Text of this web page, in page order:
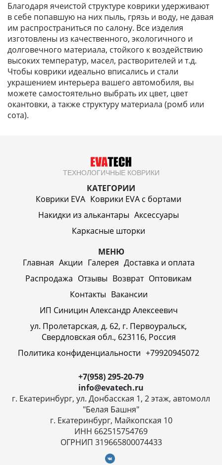
Благодаря ячеистой структуре коврики удерживают
в себе попавшую на них пыль, грязь и воду, не давая
им распространиться по салону. Все изделия
изготовлены из качественного, экологичного и
долговечного материала, стойкого к воздействию
высоких температур, масел, растворителей и т.д.
Чтобы коврики идеально вписались и стали
украшением интерьера вашего автомобиля, вы
можете самостоятельно выбрать их цвет, цвет
окантовки, а также структуру материала (ромб или
сота).
ТЕХНОЛОГИЧНЫЕ КОВРИКИ
КАТЕГОРИИ
Коврики EVA Коврики EVA c бортами
Накидки из алькантары Аксессуары
Каркасные шторки
МЕНЮ
Главная Акции Галерея Доставка и оплата
Распродажа Отзывы Возврат Оптовикам
Контакты Вакансии
ИП Синицин Александр Алексеевич
ул. Пролетарская, д. 62, г. Первоуральск,
Свердловская обл., 623116, Россия
Политика конфиденциальности +79920945072
+7(958) 295-20-79
info@evatech.ru
г. Екатеринбург, ул. Донбасская 1, 2 этаж, автомолл
"Белая Башня"
г. Екатеринбург, Майкопская 10
ИНН 662515754769
ОГРНИП 319665800074433